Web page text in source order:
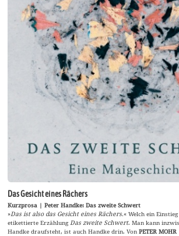
Das Gesicht eines Rächers
Kurzprosa | Peter Handke: Das zweite Schwert
»Das ist also das Gesicht eines Rächers.« Welch ein
etikettierte Erzählung Das zweite Schwert. Man kann
Handke draufsteht, ist auch Handke drin. VonPETER MOHR